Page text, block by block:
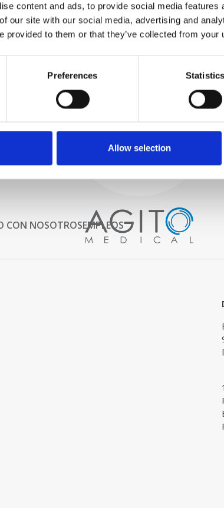
content and ads, to provide social media
our site with our social media, advertising and
provided to them or that they’ve collected from
Preferences Statistics
Allow selection
Proceso y
control de calidad
Comenzamos por seleccionar
cuidadosamente escáneres de
imágenes de alta calidad
INTERNAMENTE
Todas las piezas se prueban
rigurosamente en nuestras
garantizar que la funcionalidad
las especificaciones OEM
CON NOSOTROSEMPLEOS